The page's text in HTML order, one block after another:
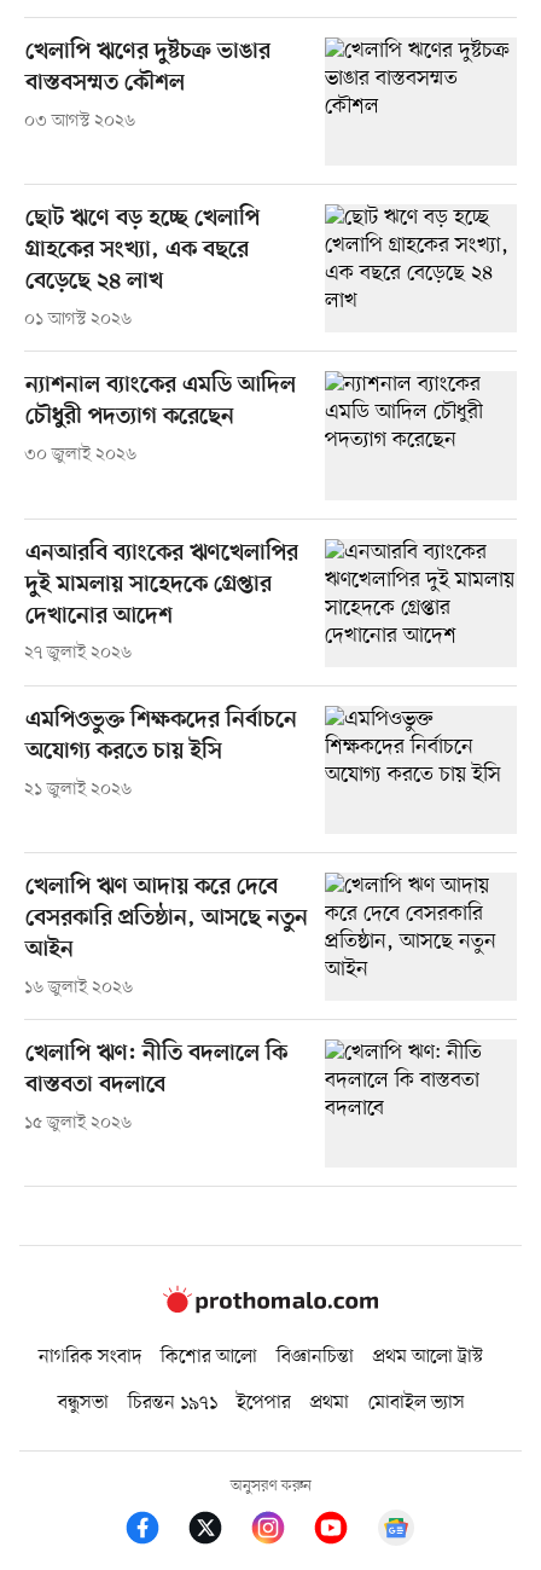
খেলাপি ঋণের দুষ্টচক্র ভাঙার
বাস্তবসম্মত কৌশল
০৩ আগস্ট ২০২৬
ছোট ঋণে বড় হচ্ছে খেলাপি
গ্রাহকের সংখ্যা, এক বছরে
বেড়েছে ২৪ লাখ
০১ আগস্ট ২০২৬
ন্যাশনাল ব্যাংকের এমডি আদিল
চৌধুরী পদত্যাগ করেছেন
৩০ জুলাই ২০২৬
এনআরবি ব্যাংকের ঋণখেলাপির
দুই মামলায় সাহেদকে গ্রেপ্তার
দেখানোর আদেশ
২৭ জুলাই ২০২৬
এমপিওভুক্ত শিক্ষকদের নির্বাচনে
অযোগ্য করতে চায় ইসি
২১ জুলাই ২০২৬
খেলাপি ঋণ আদায় করে দেবে
বেসরকারি প্রতিষ্ঠান, আসছে নতুন
আইন
১৬ জুলাই ২০২৬
খেলাপি ঋণ: নীতি বদলালে কি
বাস্তবতা বদলাবে
১৫ জুলাই ২০২৬
নাগরিক সংবাদ কিশোর আলো বিজ্ঞানচিন্তা
প্রথম আলো ট্রাস্ট
বন্ধুসভা
চিরন্তন ১৯৭১ ইপেপার প্রথমা মোবাইল ভ্যাস
অনুসরণ করুন